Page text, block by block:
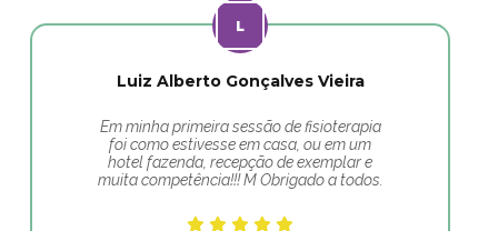
Luiz Alberto Gonçalves Vieira
Em minha primeira sessão de fisioterapia
foi como estivesse em casa, ou em um
hotel fazenda, recepção de exemplar e
muita competência!!! M Obrigado a todos.